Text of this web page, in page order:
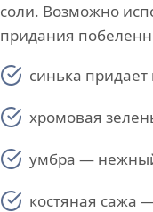
соли. Возможно
придания
синька придает
хромовая
умбра —
костяная сажа